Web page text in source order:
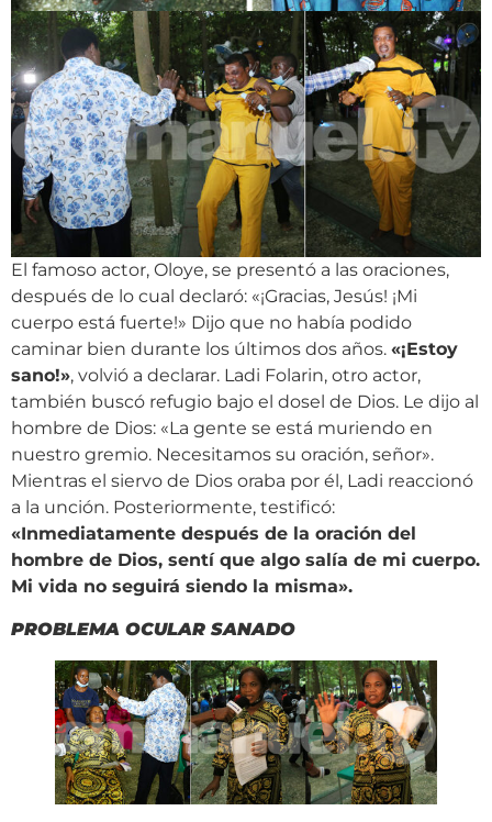
El famoso actor, Oloye, se presentó a las oraciones,
después de lo cual declaró: «¡Gracias, Jesús! ¡Mi
cuerpo está fuerte!» Dijo que no había podido
caminar bien durante los últimos dos años. «¡Estoy
sano!», volvió a declarar. Ladi Folarin, otro actor,
también buscó refugio bajo el dosel de Dios. Le dijo al
hombre de Dios: «La gente se está muriendo en
nuestro gremio. Necesitamos su oración, señor».
Mientras el siervo de Dios oraba por él, Ladi reaccionó
a la unción. Posteriormente, testificó:
«Inmediatamente después de la oración del
hombre de Dios, sentí que algo salía de mi cuerpo.
Mi vida no seguirá siendo la misma».
PROBLEMA OCULAR SANADO